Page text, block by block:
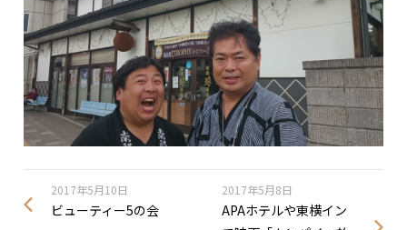
2017年5月10日
ビューティー5の会
2017年5月8日
APAホテルや東横イン